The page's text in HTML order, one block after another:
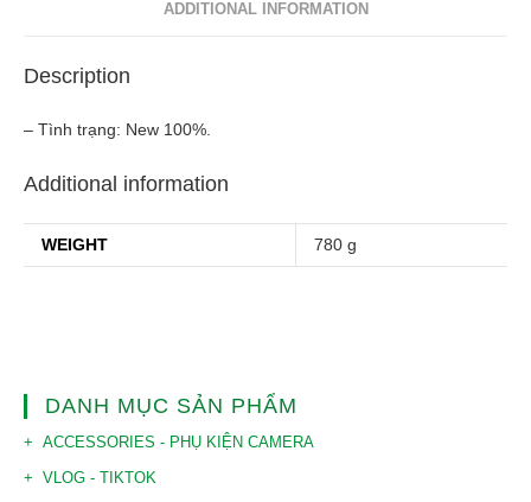
ADDITIONAL INFORMATION
Description
– Tình trạng: New 100%.
Additional information
WEIGHT 780 g
DANH MỤC SẢN PHẨM
ACCESSORIES - PHỤ KIỆN CAMERA
VLOG - TIKTOK